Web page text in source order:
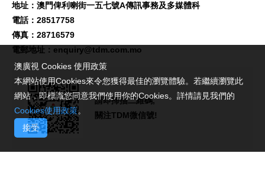
地址：澳門俾利喇街一五七號A傳訊事務及多媒體科
電話：28517758
傳真：28716579
電郵地址： enquiry@tdm.com.mo
請即掃描二維碼,
關注TDM微信號!
澳廣視 Cookies 使用政策
本網站使用Cookies來令您獲得最佳的瀏覽體驗。若繼續瀏覽此
網站，即標識您同意我們使用你的Cookies。詳情請見我們的
Cookies使用政策。
接受